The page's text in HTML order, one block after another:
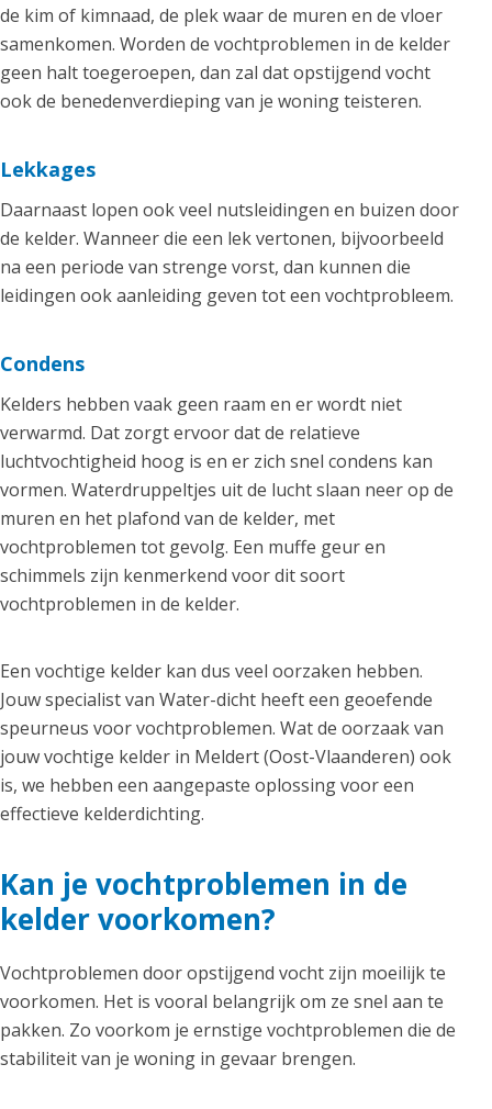
de kim of kimnaad, de plek waar de muren en de vloer
samenkomen. Worden de vochtproblemen in de kelder
geen halt toegeroepen, dan zal dat opstijgend vocht
ook de benedenverdieping van je woning teisteren.
Lekkages
Daarnaast lopen ook veel nutsleidingen en buizen door
de kelder. Wanneer die een lek vertonen, bijvoorbeeld
na een periode van strenge vorst, dan kunnen die
leidingen ook aanleiding geven tot een vochtprobleem.
Condens
Kelders hebben vaak geen raam en er wordt niet
verwarmd. Dat zorgt ervoor dat de relatieve
luchtvochtigheid hoog is en er zich snel condens kan
vormen. Waterdruppeltjes uit de lucht slaan neer op de
muren en het plafond van de kelder, met
vochtproblemen tot gevolg. Een muffe geur en
schimmels zijn kenmerkend voor dit soort
vochtproblemen in de kelder.
Een vochtige kelder kan dus veel oorzaken hebben.
Jouw specialist van Water-dicht heeft een geoefende
speurneus voor vochtproblemen. Wat de oorzaak van
jouw vochtige kelder in Meldert (Oost-Vlaanderen) ook
is, we hebben een aangepaste oplossing voor een
effectieve kelderdichting.
Kan je vochtproblemen in de
kelder voorkomen?
Vochtproblemen door opstijgend vocht zijn moeilijk te
voorkomen. Het is vooral belangrijk om ze snel aan te
pakken. Zo voorkom je ernstige vochtproblemen die de
stabiliteit van je woning in gevaar brengen.